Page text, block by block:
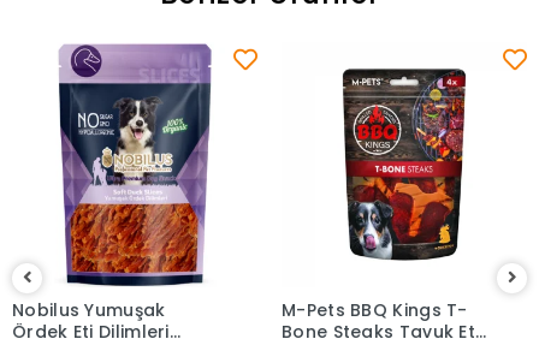
Nobilus Yumuşak
Ördek Eti Dilimleri
M-Pets BBQ Kings T-
Bone Steaks Tavuk Etli